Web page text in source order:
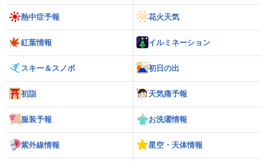
熱中症予報 花火天気
紅葉情報 イルミネーション
スキー＆スノボ 初日の出
初詣 天気痛予報
服装予報 お洗濯情報
紫外線情報 星空・天体情報